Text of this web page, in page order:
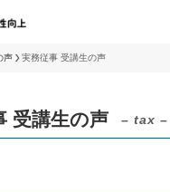
声 実務従事 受講生の声
受講生の声 – tax –